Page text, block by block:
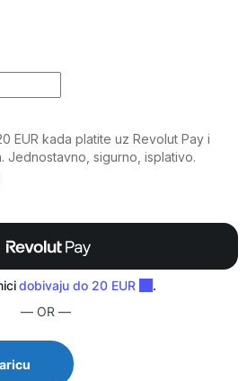
2 x 2.5mm² Speakon M - Speakon M
— OR —